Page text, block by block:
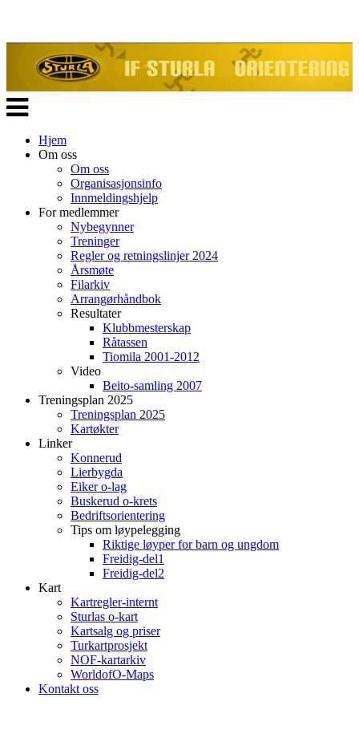
Veksle
navigasjon
Hjem
Om oss
Om oss
Organisasjonsinfo
Innmeldingshjelp
For medlemmer
Nybegynner
Treninger
Regler og retningslinjer 2024
Årsmøte
Filarkiv
Arrangørhåndbok
Resultater
Klubbmesterskap
Råtassen
Tiomila 2001-2012
Video
Beito-samling 2007
Treningsplan 2025
Treningsplan 2025
Kartøkter
Linker
Konnerud
Lierbygda
Eiker o-lag
Buskerud o-krets
Bedriftsorientering
Tips om løypelegging
Riktige løyper for barn og ungdom
Freidig-del1
Freidig-del2
Kart
Kartregler-internt
Sturlas o-kart
Kartsalg og priser
Turkartprosjekt
NOF-kartarkiv
WorldofO-Maps
Kontakt oss